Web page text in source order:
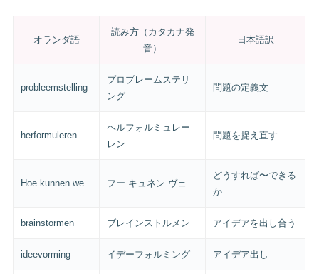
オランダ語
読み方（カタカナ発
音）
日本語訳
probleemstelling
プロブレームステリ
ング
問題の定義文
herformuleren
ヘルフォルミュレー
レン
問題を捉え直す
Hoe kunnen we フー キュネン ヴェ
どうすれば〜できる
か
brainstormen ブレインストルメン アイデアを出し合う
ideevorming イデーフォルミング アイデア出し